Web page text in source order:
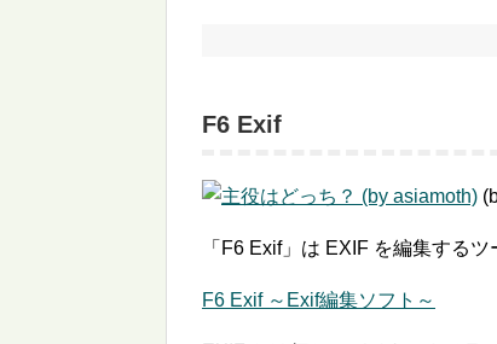
F6 Exif
「F6 Exif」は EXIF を編集するツ
F6 Exif ～Exif編集ソフト～